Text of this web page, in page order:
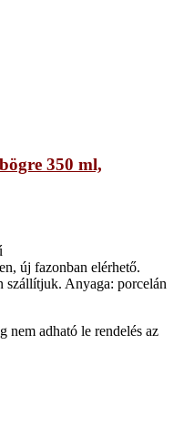
350 ml,
új fazonban elérhető.
szállítjuk. Anyaga: porcelán
nem adható le rendelés az